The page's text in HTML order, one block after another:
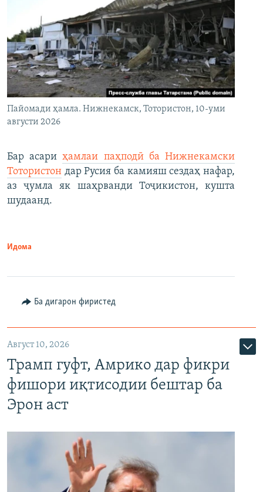
Пайомади ҳамла. Нижнекамск, Тотористон, 10-уми
августи 2026
Бар асариҳамлаи паҳподӣ ба Нижнекамски
Тотористон дар Русия ба камияш сездаҳ нафар,
аз ҷумла як шаҳрванди Тоҷикистон, кушта
шудаанд.
Идома
Ба дигарон фиристед
Август 10, 2026
Трамп гуфт, Амрико дар фикри
фишори иқтисодии бештар ба
Эрон аст